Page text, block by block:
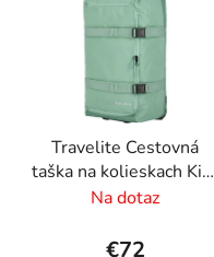
Travelite Cestovná
taška na kolieskach Kick
Off 68cm Zelená Sage
Na dotaz
€72